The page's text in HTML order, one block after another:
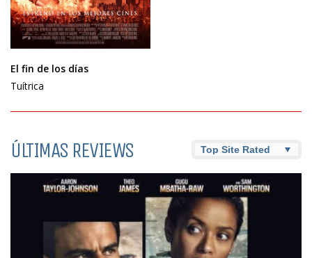
El fin de los días
Tuítrica
ÚLTIMAS REVIEWS